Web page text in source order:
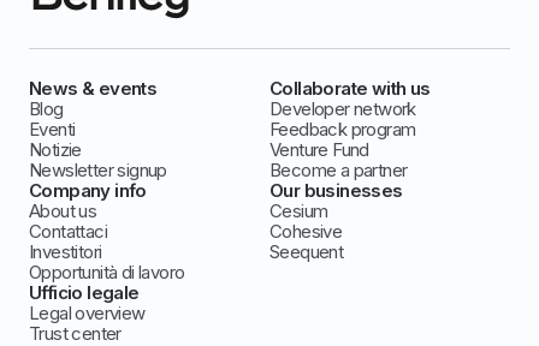
News & events
Blog
Eventi
Notizie
Newsletter signup
Collaborate with us
Developer network
Feedback program
Venture Fund
Become a partner
Company info
About us
Contattaci
Investitori
Opportunità di lavoro
Our businesses
Cesium
Cohesive
Seequent
Ufficio legale
Legal overview
Trust center